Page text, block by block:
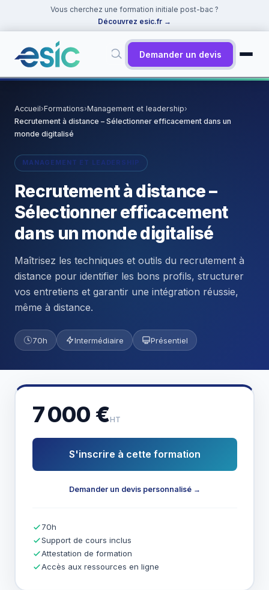
Vous cherchez une formation initiale post-bac ?
Découvrez esic.fr →
Demander un devis
Rechercher
Suggestions :Cybersécurité
Accueil›Formations›Management et leadership›
Recrutement à distance – Sélectionner efficacement dans un
monde digitalisé
MANAGEMENT ET LEADERSHIP
Recrutement à distance –
Sélectionner efficacement
dans un monde digitalisé
Maîtrisez les techniques et outils du recrutement à
distance pour identifier les bons profils, structurer
vos entretiens et garantir une intégration réussie,
même à distance.
70h Intermédiaire Présentiel
7 000 €HT
S'inscrire à cette formation
Demander un devis personnalisé →
70h
Support de cours inclus
Attestation de formation
Accès aux ressources en ligne